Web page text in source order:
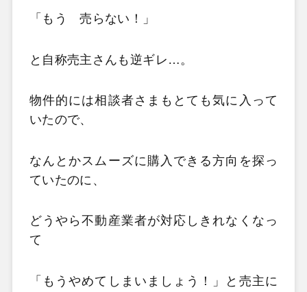
「もう 売らない！」
と自称売主さんも逆ギレ…。
物件的には相談者さまもとても気に入って
いたので、
なんとかスムーズに購入できる方向を探っ
ていたのに、
どうやら不動産業者が対応しきれなくなっ
て
「もうやめてしまいましょう！」と売主に